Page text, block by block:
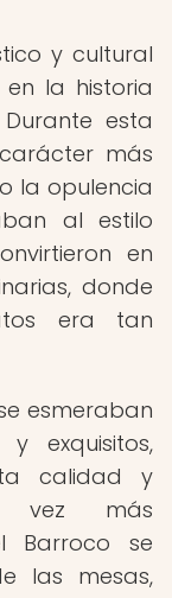
y cultural
la historia
esta
más
la opulencia
al estilo
en
donde
era tan
esmeraban
exquisitos,
calidad y
vez más
Barroco se
las mesas,